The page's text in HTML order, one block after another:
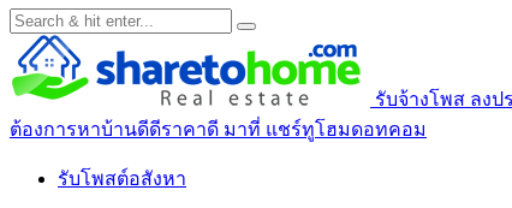
รับจ้างโพส ลงป
ต้องการหาบ้านดีดีราคาดี มาที่ แชร์ทูโฮมดอทคอม
รับโพสต์อสังหา